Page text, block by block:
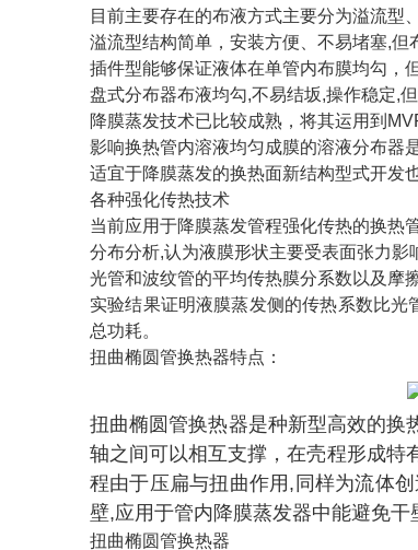
目前主要存在的布液方式主要分为溢流型
溢流型结构简单，安装方便、不易堵塞,但
插件型能够保证液体在单管内布膜均勾，
盘式分布器布液均勾,不易结坂,操作稳定,
降膜蒸发技术已比较成熟，将其运用到
影响换热管内溶液均匀成膜的溶液分布器
适宜于降膜蒸发的换热面新结构型式开发
各种强化传热技术
当前应用于降膜蒸发管程强化传热的换热
分布分析,认为液膜形状主要受表面张力影
光管和波纹管的平均传热膜分系数以及摩
实验结果证明液膜蒸发侧的传热系数比光
总功耗。
扭曲椭圆管换热器特点：
扭曲椭圆管换热器是种新型高效的换
轴之间可以相互支撑，在壳程形成特
程由于压扁与扭曲作用,同样为流体
壁,应用于管内降膜蒸发器中能避免干
扭曲椭圆管换热器